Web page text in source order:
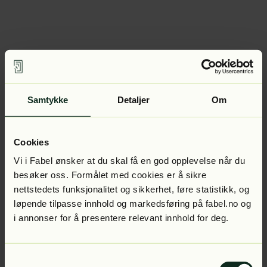
Samtykke Detaljer Om
Cookies
Vi i Fabel ønsker at du skal få en god opplevelse når du
besøker oss. Formålet med cookies er å sikre
nettstedets funksjonalitet og sikkerhet, føre statistikk, og
løpende tilpasse innhold og markedsføring på fabel.no og
i annonser for å presentere relevant innhold for deg.